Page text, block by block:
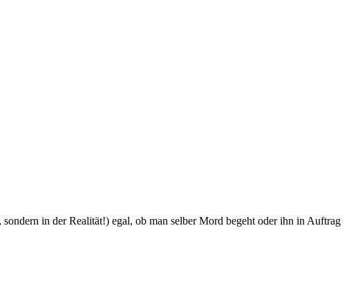
in der Realität!) egal, ob man selber Mord begeht oder ihn in Auftrag